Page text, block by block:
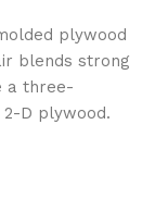
plywood
blends strong
a three-
D plywood.